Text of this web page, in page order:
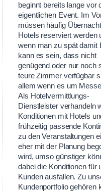
beginnt bereits lange vor
eigentlichen Event. Im
müssen häufig
Hotels reserviert werden
wenn man zu spät damit
kann es sein, dass nicht
genügend oder nur noch
teure Zimmer verfügbar
allem wenn es um
Als Hotelvermittlungs-
Dienstleister verhandeln
Konditionen mit Hotels
frühzeitig passende
zu den Veranstaltungen
eher mit der Planung
wird, umso günstiger
dabei die Konditionen für
Kunden ausfallen. Zu
Kundenportfolio gehören